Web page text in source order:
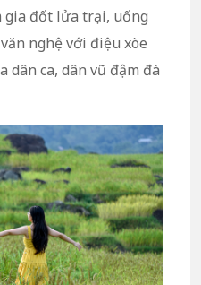
gia đốt lửa trại, uống
nghệ với điệu xòe
dân ca, dân vũ đậm đà